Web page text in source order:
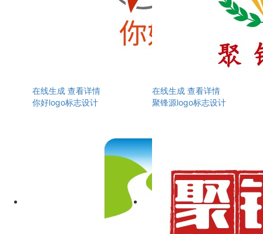
在线生成 查看详情
你好logo标志设计
在线生成 查看详情
聚锋源logo标志设计